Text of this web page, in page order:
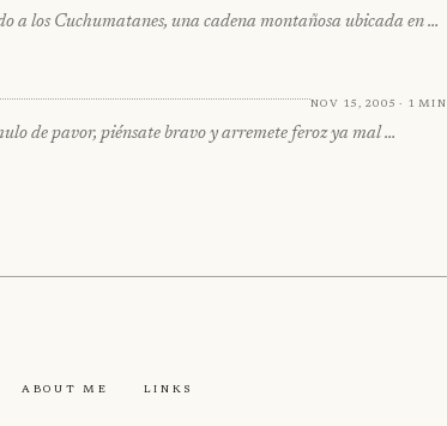
a los Cuchumatanes, una cadena montañosa ubicada en …
Nov 15, 2005 · 1 min
de pavor, piénsate bravo y arremete feroz ya mal …
About Me Links